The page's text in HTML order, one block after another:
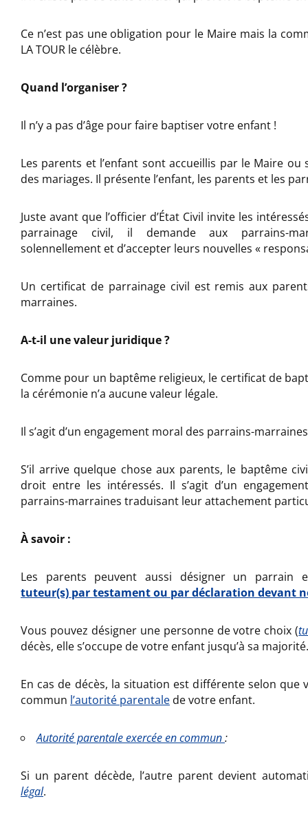
Ce n’est pas une obligation pour le Maire mais la
LA TOUR le célèbre.
Quand l’organiser ?
Il n’y a pas d’âge pour faire baptiser votre enfant !
Les parents et l’enfant sont accueillis par le Maire
des mariages. Il présente l’enfant, les parents et les
Juste avant que l’officier d’État Civil invite les
parrainage civil, il demande aux parrains-
solennellement et d’accepter leurs nouvelles «
Un certificat de parrainage civil est remis aux
marraines.
A-t-il une valeur juridique ?
Comme pour un baptême religieux, le certificat de
la cérémonie n’a aucune valeur légale.
Il s’agit d’un engagement moral des parrains-
S’il arrive quelque chose aux parents, le baptême
droit entre les intéressés. Il s’agit d’un
parrains-marraines traduisant leur attachement
À savoir :
Les parents peuvent aussi désigner un parrain
tuteur(s) par testament ou par déclaration devant
Vous pouvez désigner une personne de votre choix (
décès, elle s’occupe de votre enfant jusqu’à sa majorité.
En cas de décès, la situation est différente selon que
commun l’autorité parentale de votre enfant.
Autorité parentale exercée en commun:
Si un parent décède, l’autre parent devient
légal.